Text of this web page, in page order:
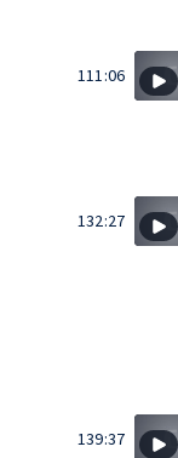
111:06
132:27
139:37